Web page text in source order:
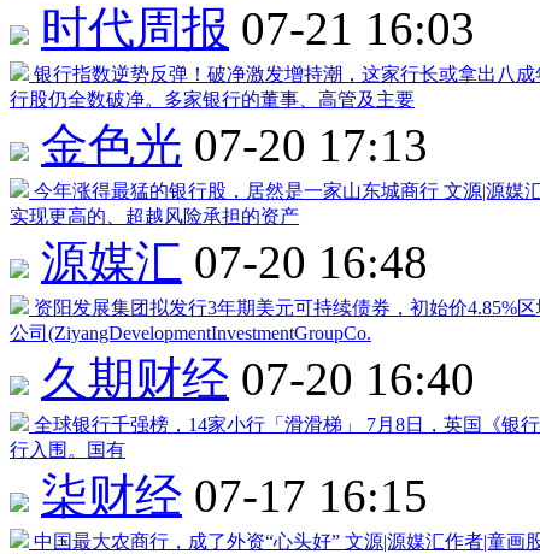
时代周报 07-21 16:03
银行指数逆势反弹！破净激发增持潮，这家行长或拿出八
行股仍全数破净。多家银行的董事、高管及主要
金色光 07-20 17:13
今年涨得最猛的银行股，居然是一家山东城商行 文源|源媒
实现更高的、超越风险承担的资产
源媒汇 07-20 16:48
资阳发展集团拟发行3年期美元可持续债券，初始价4.85%
公司(ZiyangDevelopmentInvestmentGroupCo.
久期财经 07-20 16:40
全球银行千强榜，14家小行「滑滑梯」 7月8日，英国《银
行入围。国有
柒财经 07-17 16:15
中国最大农商行，成了外资“心头好” 文源|源媒汇作者|童画